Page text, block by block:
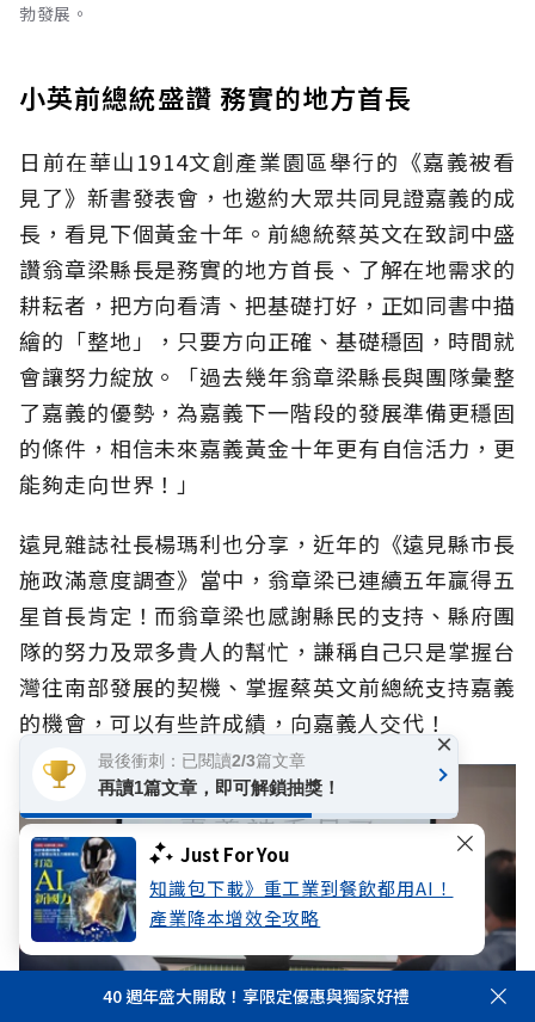
Just For You
知識包下載》重工業到餐飲都用AI！
產業降本增效全攻略
勃發展。
小英前總統盛讚 務實的地方首長
日前在華山1914文創產業園區舉行的《嘉義被看
見了》新書發表會，也邀約大眾共同見證嘉義的成
長，看見下個黃金十年。前總統蔡英文在致詞中盛
讚翁章梁縣長是務實的地方首長、了解在地需求的
耕耘者，把方向看清、把基礎打好，正如同書中描
繪的「整地」，只要方向正確、基礎穩固，時間就
會讓努力綻放。「過去幾年翁章梁縣長與團隊彙整
了嘉義的優勢，為嘉義下一階段的發展準備更穩固
的條件，相信未來嘉義黃金十年更有自信活力，更
能夠走向世界！」
遠見雜誌社長楊瑪利也分享，近年的《遠見縣市長
施政滿意度調查》當中，翁章梁已連續五年贏得五
星首長肯定！而翁章梁也感謝縣民的支持、縣府團
隊的努力及眾多貴人的幫忙，謙稱自己只是掌握台
灣往南部發展的契機、掌握蔡英文前總統支持嘉義
的機會，可以有些許成績，向嘉義人交代！
40 週年盛大開啟！享限定優惠與獨家好禮
最後衝刺：已閱讀2/3篇文章
再讀1篇文章，即可解鎖抽獎！
×